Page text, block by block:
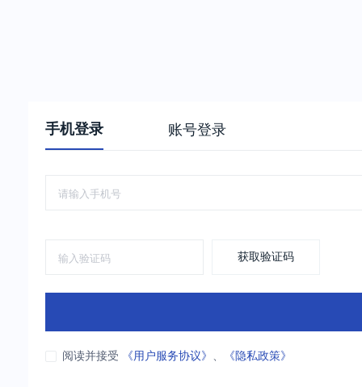
手机登录 账号登录
获取验证码
阅读并接受 《用户服务协议》 、 《隐私政策》